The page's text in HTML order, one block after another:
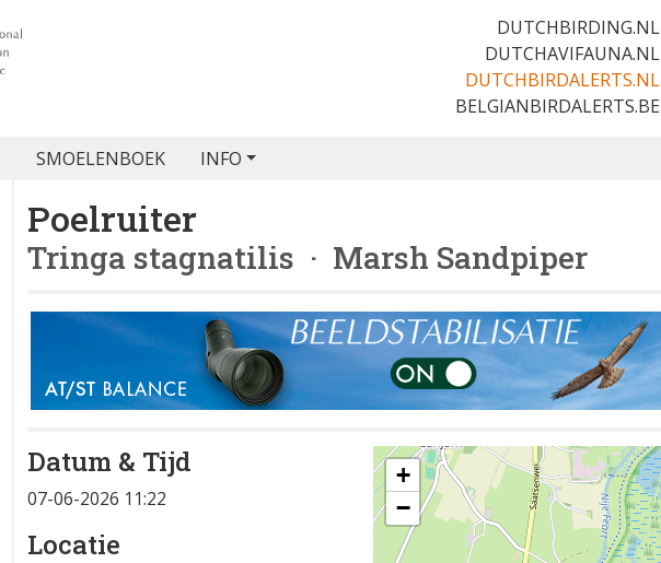
DUTCHBIRDING.NL
DUTCHAVIFAUNA.NL
DUTCHBIRDALERTS.NL
BELGIANBIRDALERTS.BE
SMOELENBOEK INFO
Poelruiter
Tringa stagnatilis · Marsh Sandpiper
Datum & Tijd
07-06-2026 11:22
Locatie
+
−